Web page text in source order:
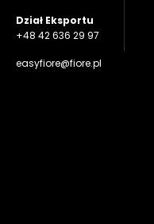
Dział Eksportu
+48 42 636 29 97
easyfiore@fiore.pl